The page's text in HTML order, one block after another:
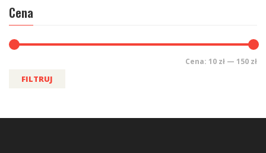
Cena
FILTRUJ
Cena: 10 zł — 150 zł